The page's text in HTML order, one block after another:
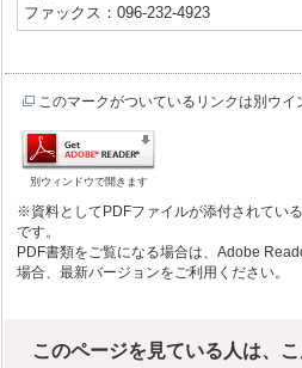
ファックス：096-232-4923
このマークがついているリンクは別ウイ
別ウィンドウで開きます
※資料としてPDFファイルが添付されてい
です。
PDF書類をご覧になる場合は、Adobe
場合、最新バージョンをご利用ください。
このページを見ている人は、